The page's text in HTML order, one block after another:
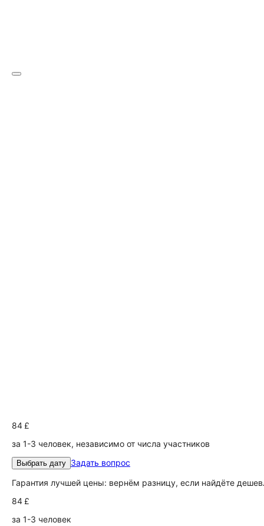
84 £
за 1-3 человек, независимо от числа участников
Выбрать дату Задать вопрос
Гарантия лучшей цены: вернём разницу, если найдёте
84 £
за 1-3 человек